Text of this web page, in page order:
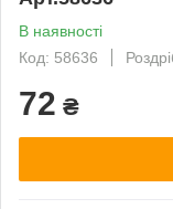
В наявності
Код: 58636
72 ₴